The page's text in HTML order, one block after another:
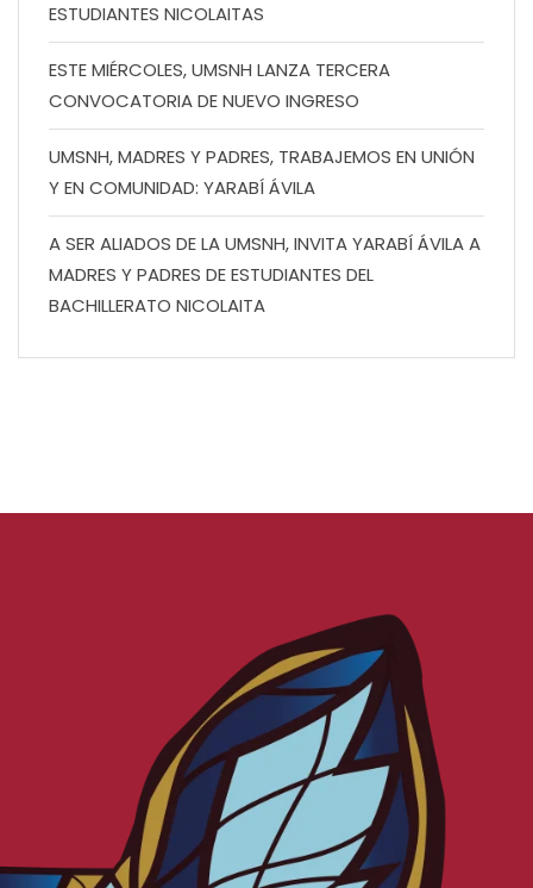
ESTUDIANTES NICOLAITAS
ESTE MIÉRCOLES, UMSNH LANZA TERCERA
CONVOCATORIA DE NUEVO INGRESO
UMSNH, MADRES Y PADRES, TRABAJEMOS EN UNIÓN
Y EN COMUNIDAD: YARABÍ ÁVILA
A SER ALIADOS DE LA UMSNH, INVITA YARABÍ ÁVILA A
MADRES Y PADRES DE ESTUDIANTES DEL
BACHILLERATO NICOLAITA